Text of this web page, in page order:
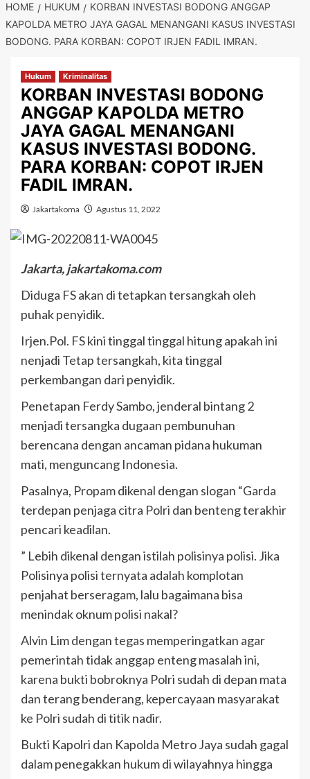
HOME HUKUM
KORBAN INVESTASI BODONG ANGGAP
KAPOLDA METRO JAYA GAGAL MENANGANI KASUS INVESTASI
BODONG. PARA KORBAN: COPOT IRJEN FADIL IMRAN.
Hukum Kriminalitas
KORBAN INVESTASI BODONG
ANGGAP KAPOLDA METRO
JAYA GAGAL MENANGANI
KASUS INVESTASI BODONG.
PARA KORBAN: COPOT IRJEN
FADIL IMRAN.
Jakartakoma Agustus 11, 2022
Jakarta, jakartakoma.com
Diduga FS akan di tetapkan tersangkah oleh
puhak penyidik.
Irjen.Pol. FS kini tinggal tinggal hitung apakah ini
nenjadi Tetap tersangkah, kita tinggal
perkembangan dari penyidik.
Penetapan Ferdy Sambo, jenderal bintang 2
menjadi tersangka dugaan pembunuhan
berencana dengan ancaman pidana hukuman
mati, menguncang Indonesia.
Pasalnya, Propam dikenal dengan slogan “Garda
terdepan penjaga citra Polri dan benteng terakhir
pencari keadilan.
” Lebih dikenal dengan istilah polisinya polisi. Jika
Polisinya polisi ternyata adalah komplotan
penjahat berseragam, lalu bagaimana bisa
menindak oknum polisi nakal?
Alvin Lim dengan tegas memperingatkan agar
pemerintah tidak anggap enteng masalah ini,
karena bukti bobroknya Polri sudah di depan mata
dan terang benderang, kepercayaan masyarakat
ke Polri sudah di titik nadir.
Bukti Kapolri dan Kapolda Metro Jaya sudah gagal
dalam penegakkan hukum di wilayahnya hingga